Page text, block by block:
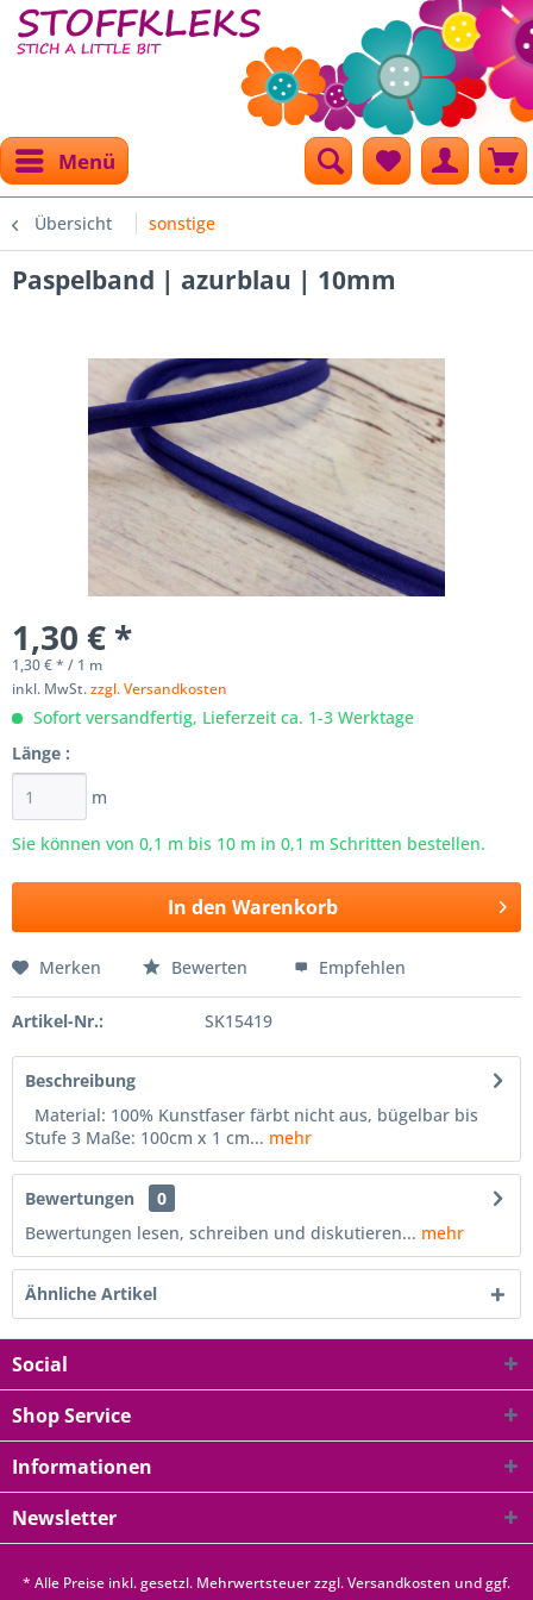
Menü
Übersicht sonstige
Paspelband | azurblau | 10mm
1,30 € *
1,30 € * / 1 m
inkl. MwSt.zzgl. Versandkosten
Sofort versandfertig, Lieferzeit ca. 1-3 Werktage
Länge :
m
Sie können von 0,1 m bis 10 m in 0,1 m Schritten bestellen.
In den Warenkorb
Merken Bewerten Empfehlen
Artikel-Nr.: SK15419
Beschreibung
Material: 100% Kunstfaser färbt nicht aus, bügelbar bis
Stufe 3 Maße: 100cm x 1 cm... mehr
Bewertungen
0
Bewertungen lesen, schreiben und diskutieren... mehr
Ähnliche Artikel
Social
Shop Service
Informationen
Newsletter
* Alle Preise inkl. gesetzl. Mehrwertsteuer zzgl.Versandkosten und ggf.